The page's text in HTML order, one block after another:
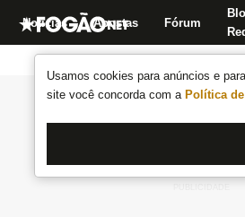
Usamos cookies para anúncios e
site você concorda com a Política
Notícias Apostas Fórum